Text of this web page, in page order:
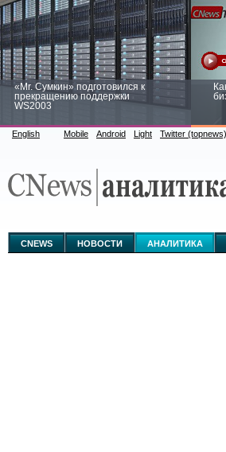
«Mr. Сумкин» подготовился к
прекращению поддержки
WS2003
аналитике
English Mobile Android Light Twitter (topnews)
CNEWS НОВОСТИ АНАЛИТИКА